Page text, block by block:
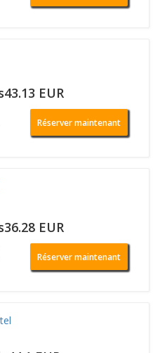
EUR
Réserver maintenant
EUR
Réserver maintenant